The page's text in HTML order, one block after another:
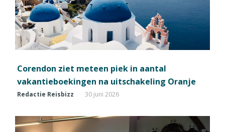
Corendon ziet meteen piek in aantal
vakantieboekingen na uitschakeling Oranje
Redactie Reisbizz 30 juni 2026